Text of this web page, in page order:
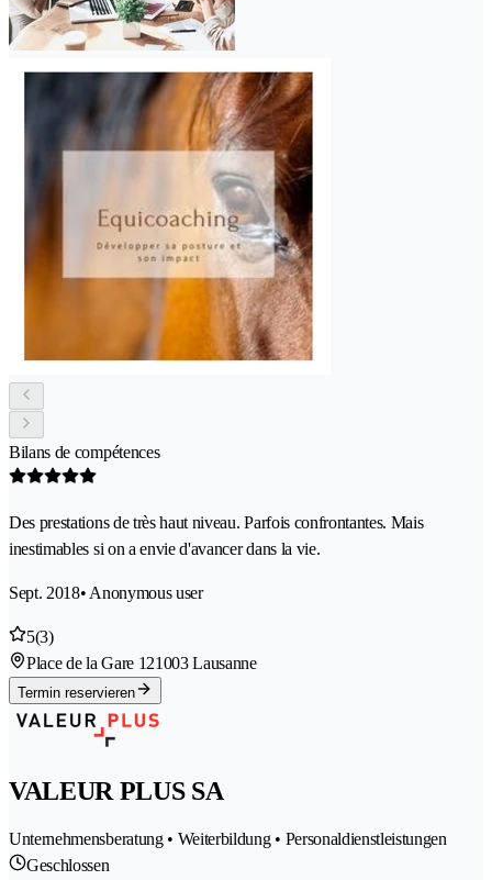
Bilans de compétences
Des prestations de très haut niveau. Parfois confrontantes. Mais
inestimables si on a envie d'avancer dans la vie.
Sept. 2018• Anonymous user
5(3)
Place de la Gare 121003 Lausanne
Termin reservieren
VALEUR PLUS SA
Unternehmensberatung • Weiterbildung • Personaldienstleistungen
Geschlossen